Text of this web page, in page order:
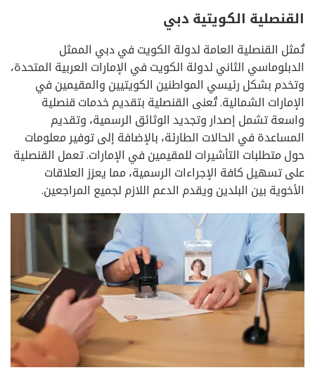
القنصلية الكويتية دبي
تُمثل القنصلية العامة لدولة الكويت في دبي الممثل
الدبلوماسي الثاني لدولة الكويت في الإمارات العربية المتحدة،
وتخدم بشكل رئيسي المواطنين الكويتيين والمقيمين في
الإمارات الشمالية. تُعنى القنصلية بتقديم خدمات قنصلية
واسعة تشمل إصدار وتجديد الوثائق الرسمية، وتقديم
المساعدة في الحالات الطارئة، بالإضافة إلى توفير معلومات
حول متطلبات التأشيرات للمقيمين في الإمارات. تعمل القنصلية
على تسهيل كافة الإجراءات الرسمية، مما يعزز العلاقات
الأخوية بين البلدين ويقدم الدعم اللازم لجميع المراجعين.